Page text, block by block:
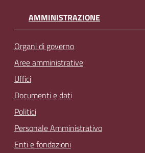
AMMINISTRAZIONE
Organi di governo
Aree amministrative
Uffici
Documenti e dati
Politici
Personale Amministrativo
Enti e fondazioni